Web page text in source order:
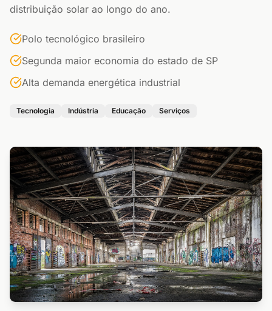
distribuição solar ao longo do ano.
Polo tecnológico brasileiro
Segunda maior economia do estado de SP
Alta demanda energética industrial
Tecnologia Indústria Educação Serviços